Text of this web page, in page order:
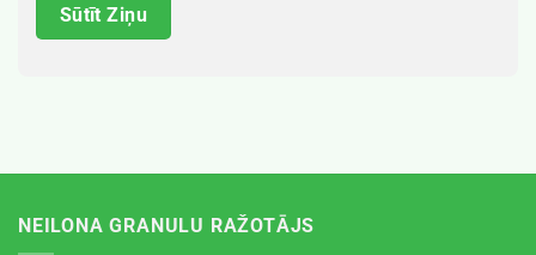
NEILONA GRANULU RAŽOTĀJS